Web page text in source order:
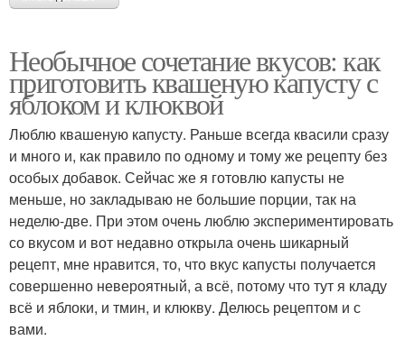
Необычное сочетание вкусов: как
приготовить квашеную капусту с
яблоком и клюквой
Люблю квашеную капусту. Раньше всегда квасили сразу
и много и, как правило по одному и тому же рецепту без
особых добавок. Сейчас же я готовлю капусты не
меньше, но закладываю не большие порции, так на
неделю-две. При этом очень люблю экспериментировать
со вкусом и вот недавно открыла очень шикарный
рецепт, мне нравится, то, что вкус капусты получается
совершенно невероятный, а всё, потому что тут я кладу
всё и яблоки, и тмин, и клюкву. Делюсь рецептом и с
вами.